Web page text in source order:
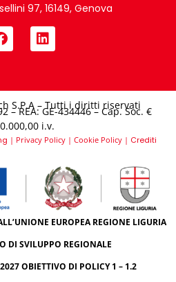
97, 16149, Genova
S.P.A – Tutti i diritti riservati
– REA: GE-434446 – Cap. Soc. €
i.v.​
| Privacy Policy| Cookie Policy| Crediti
EUROPEA REGIONE LIGURIA
DI SVILUPPO REGIONALE
OBIETTIVO DI POLICY 1 – 1.2